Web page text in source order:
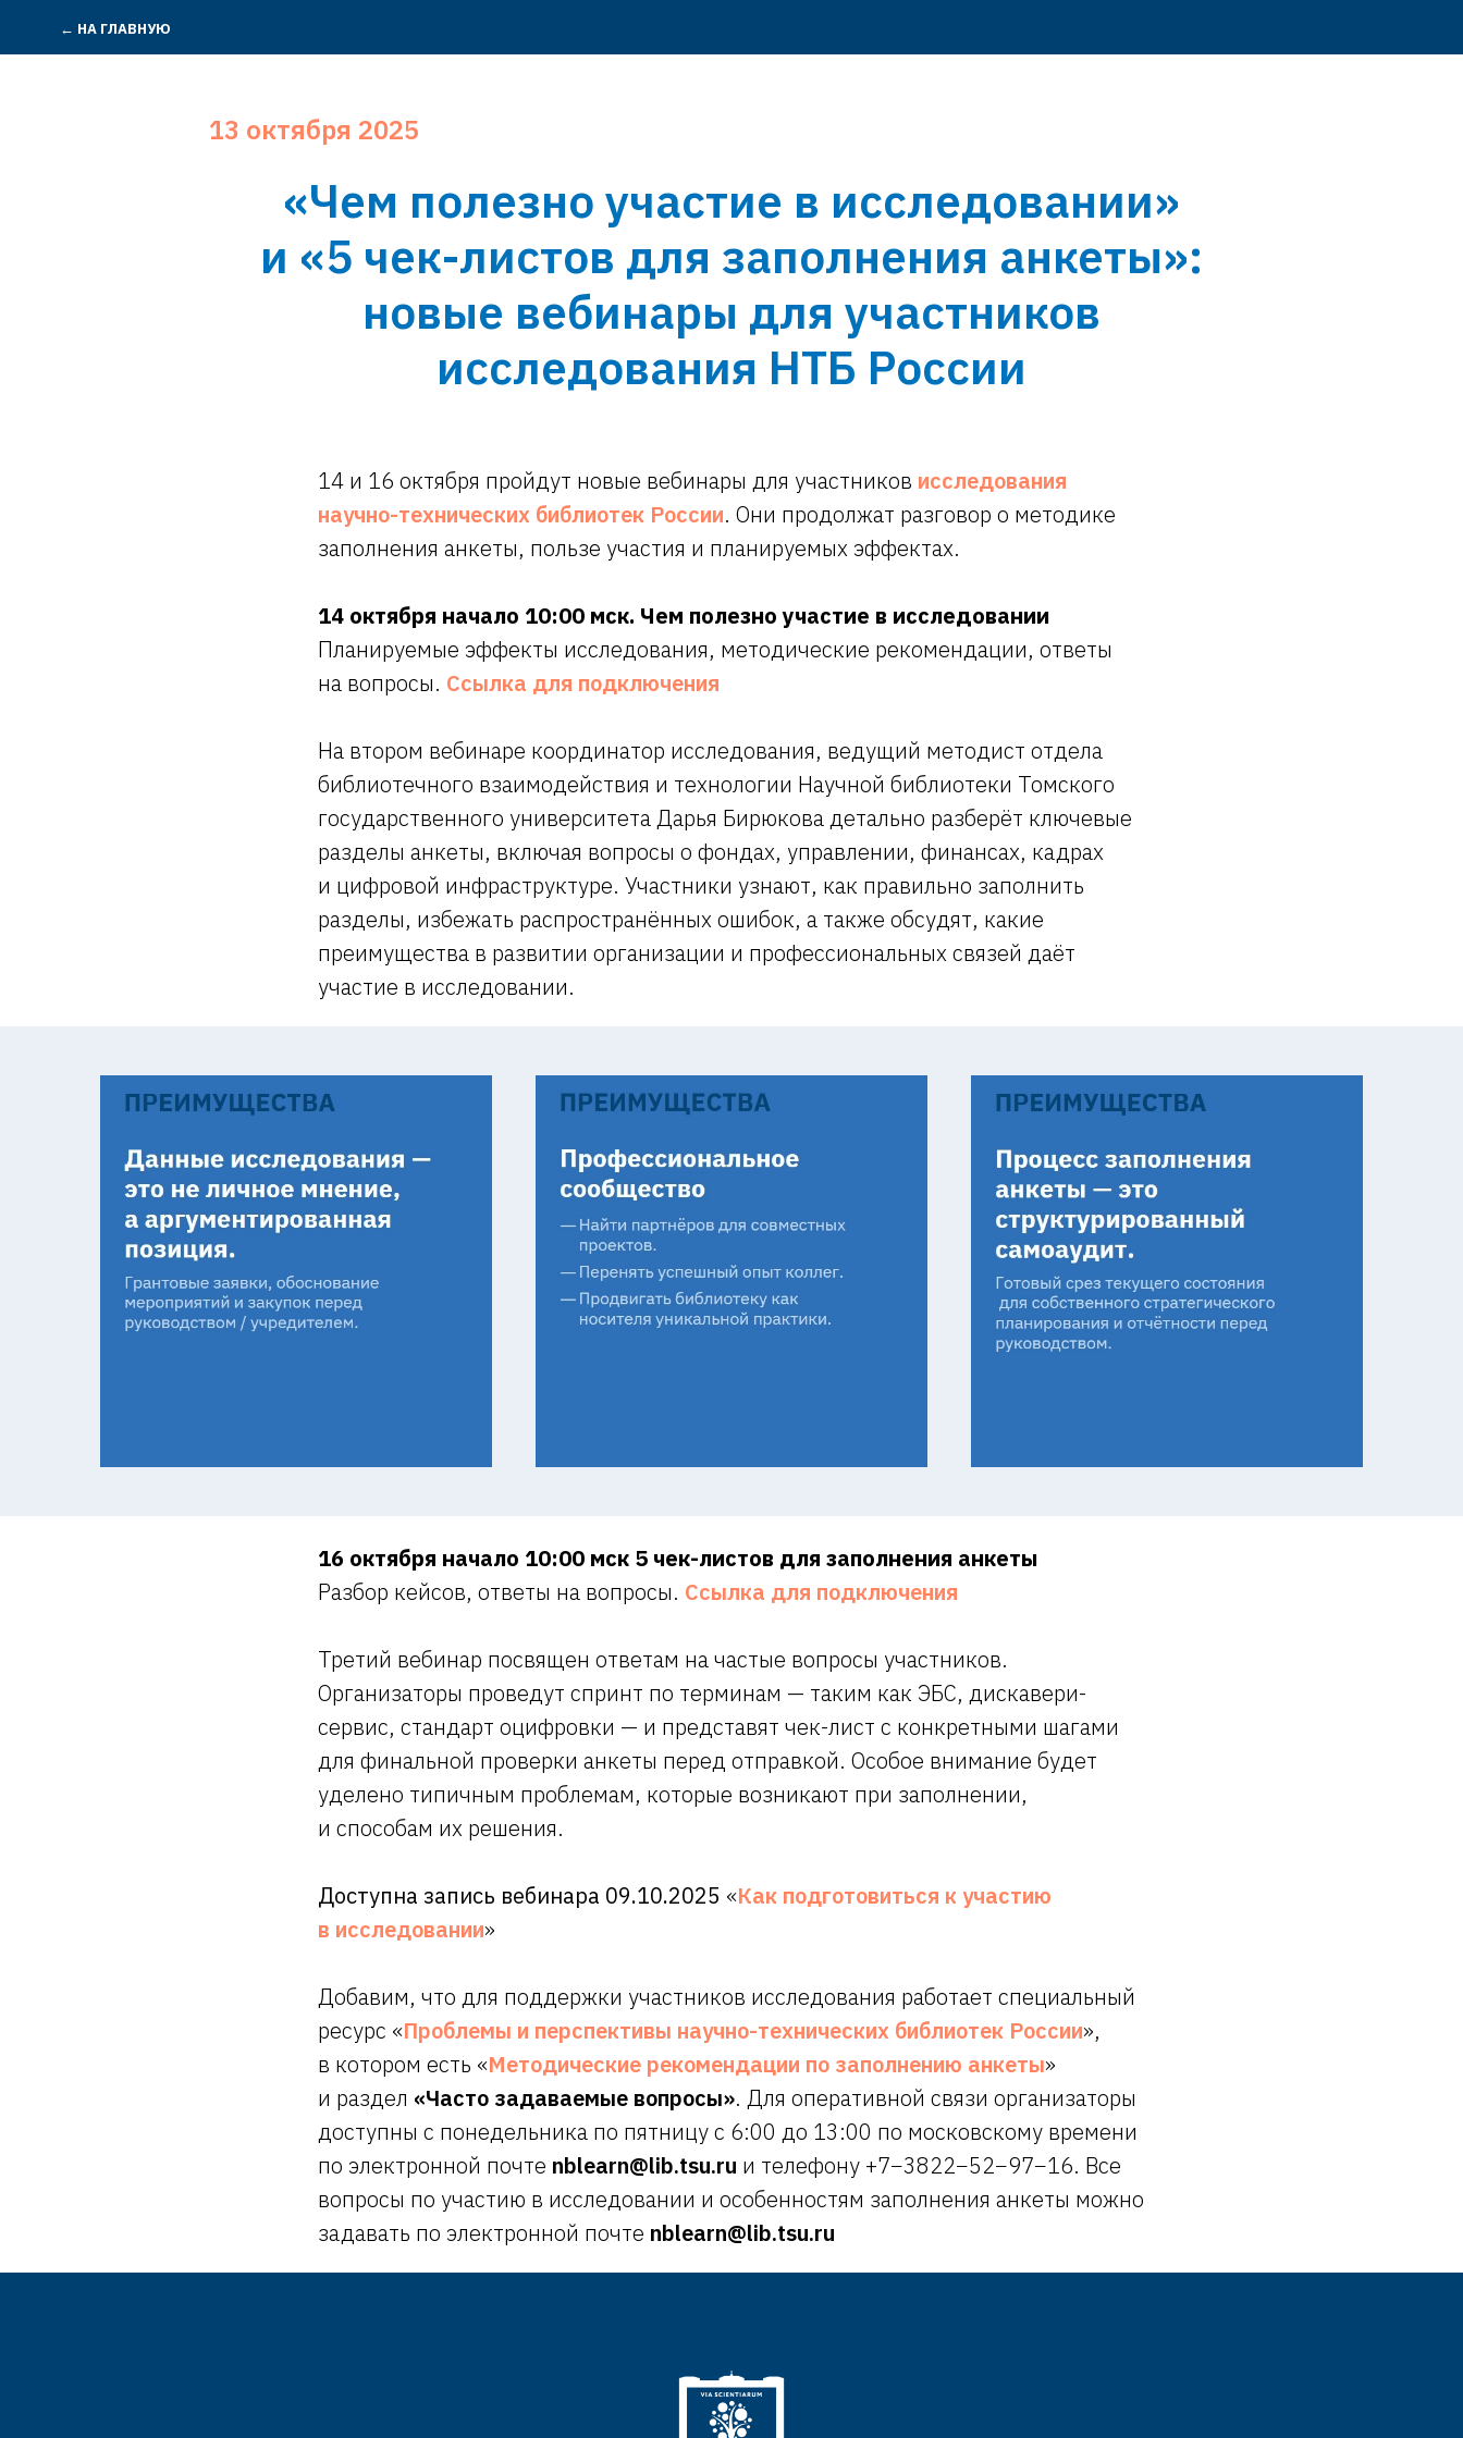
← НА ГЛАВНУЮ
13 октября 2025
«Чем полезно участие в исследовании»
и «5 чек-листов для заполнения анкеты»:
новые вебинары для участников
исследования НТБ России
14 и 16 октября пройдут новые вебинары для участников исследования
научно-технических библиотек России. Они продолжат разговор о методике
заполнения анкеты, пользе участия и планируемых эффектах.
14 октября начало 10:00 мск. Чем полезно участие в исследовании
Планируемые эффекты исследования, методические рекомендации, ответы
на вопросы. Ссылка для подключения
На втором вебинаре координатор исследования, ведущий методист отдела
библиотечного взаимодействия и технологии Научной библиотеки Томского
государственного университета Дарья Бирюкова детально разберёт ключевые
разделы анкеты, включая вопросы о фондах, управлении, финансах, кадрах
и цифровой инфраструктуре. Участники узнают, как правильно заполнить
разделы, избежать распространённых ошибок, а также обсудят, какие
преимущества в развитии организации и профессиональных связей даёт
участие в исследовании.
16 октября начало 10:00 мск 5 чек-листов для заполнения анкеты
Разбор кейсов, ответы на вопросы. Ссылка для подключения
Третий вебинар посвящен ответам на частые вопросы участников.
Организаторы проведут спринт по терминам — таким как ЭБС, дискавери-
сервис, стандарт оцифровки — и представят чек-лист с конкретными шагами
для финальной проверки анкеты перед отправкой. Особое внимание будет
уделено типичным проблемам, которые возникают при заполнении,
и способам их решения.
Доступна запись вебинара 09.10.2025 «Как подготовиться к участию
в исследовании»
Добавим, что для поддержки участников исследования работает специальный
ресурс «Проблемы и перспективы научно-технических библиотек России»,
в котором есть «Методические рекомендации по заполнению анкеты»
и раздел «Часто задаваемые вопросы». Для оперативной связи организаторы
доступны с понедельника по пятницу с 6:00 до 13:00 по московскому времени
по электронной почте nblearn@lib.tsu.ru и телефону +7−3822−52−97−16. Все
вопросы по участию в исследовании и особенностям заполнения анкеты можно
задавать по электронной почте nblearn@lib.tsu.ru